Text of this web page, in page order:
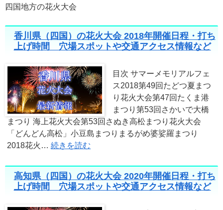
四国地方の花火大会
香川県（四国）の花火大会 2018年開催日程・打ち
上げ時間 穴場スポットや交通アクセス情報など
目次 サマーメモリアルフェ
ス2018第49回たどつ夏まつ
り花火大会第47回たくま港
まつり第53回さかいで大橋
まつり 海上花火大会第53回さぬき高松まつり花火大会
「どんどん高松」小豆島まつりまるがめ婆娑羅まつり
2018花火…続きを読む
高知県（四国）の花火大会 2020年開催日程・打ち
上げ時間 穴場スポットや交通アクセス情報など